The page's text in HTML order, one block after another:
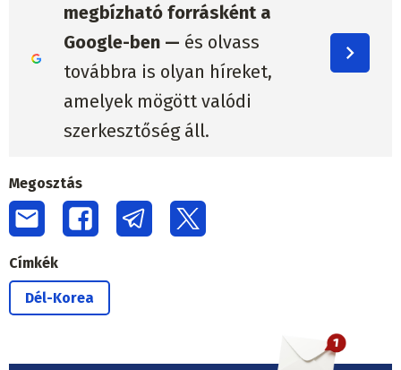
megbízható forrásként a
Google-ben — és olvass
továbbra is olyan híreket,
amelyek mögött valódi
szerkesztőség áll.
Megosztás
Címkék
Dél-Korea